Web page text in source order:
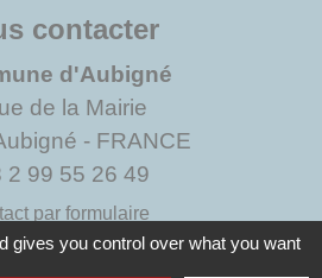
contacter
d'Aubigné
de la Mairie
- FRANCE
2 99 55 26 49
par formulaire
gives you control over what you want